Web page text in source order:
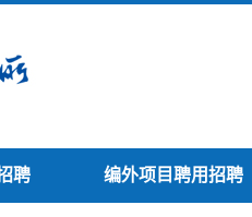
聘 编外项目聘用招聘